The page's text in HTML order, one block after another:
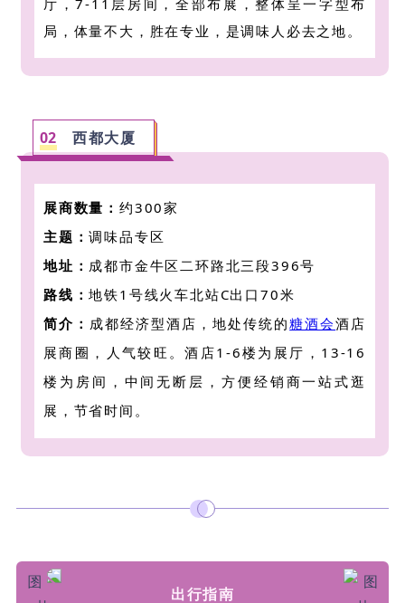
局，体量不大，胜在专业，是调味人必去之地。
02 西都大厦
展商数量： 约300家
主题：调味品专区
地址： 成都市金牛区二环路北三段396号
路线：地铁1号线火车北站C出口70米
简介： 成都经济型酒店，地处传统的糖酒会酒店
展商圈，人气较旺。酒店1-6楼为展厅，13-16
楼为房间，中间无断层，方便经销商一站式逛
展，节省时间。
出行指南